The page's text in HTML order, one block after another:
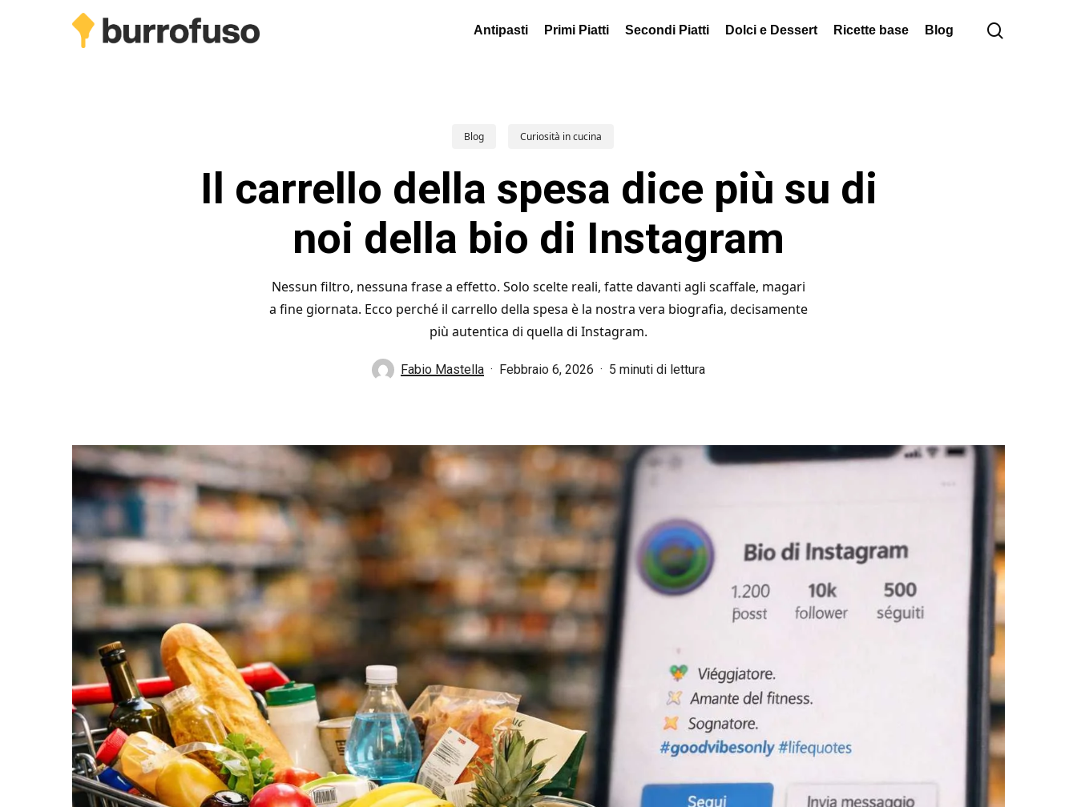
Premi invio per cercare o ESC per uscire
Antipasti Primi Piatti Secondi Piatti Dolci e Dessert Ricette base Blog
Blog Curiosità in cucina
Il carrello della spesa dice più su di
noi della bio di Instagram
Nessun filtro, nessuna frase a effetto. Solo scelte reali, fatte davanti agli scaffale, magari
a fine giornata. Ecco perché il carrello della spesa è la nostra vera biografia, decisamente
più autentica di quella di Instagram.
Fabio Mastella Febbraio 6, 2026 5 minuti di lettura